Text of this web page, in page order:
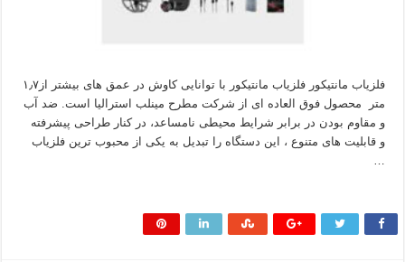
فلزیاب مانتیکور فلزیاب مانتیکور با توانایی کاوش در عمق های بیشتر از۱٫۷
متر محصول فوق العاده ای از شرکت مطرح مینلب استرالیا است. ضد آب
و مقاوم بودن در برابر شرایط محیطی نامساعد، در کنار طراحی پیشرفته
و قابلیت های متنوع ، این دستگاه را تبدیل به یکی از محبوب ترین فلزیاب